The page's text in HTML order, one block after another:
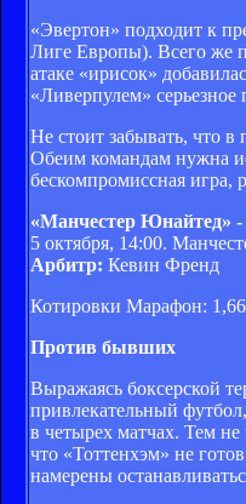
«Эвертон» подходит к
Лиге Европы). Всего же
атаке «ирисок»
«Ливерпулем» серьезное
Не стоит забывать, что
Обеим командам нужна
бескомпромиссная игра,
«Манчестер Юнайтед» -
5 октября, 14:00.
Арбитр: Кевин Френд
Котировки Марафон:
Против бывших
Выражаясь боксерской
привлекательный
в четырех матчах. Тем
что «Тоттенхэм» не
намерены